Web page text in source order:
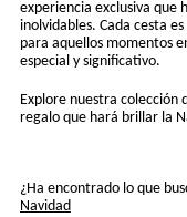
experiencia exclusiva que
inolvidables. Cada cesta
para aquellos momentos
especial y significativo.
Explore nuestra colección
regalo que hará brillar la
¿Ha encontrado lo que
Navidad